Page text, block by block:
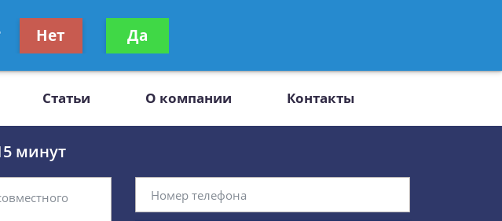
Получите консультацию
бесплатно
Статьи О компании Контакты
минут
Нет Да